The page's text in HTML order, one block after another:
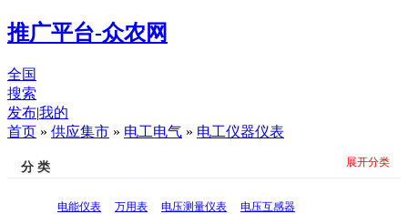
推广平台-众农网
全国
搜索
发布|我的
首页 » 供应集市 » 电工电气 » 电工仪器仪表
分 类
电能仪表 万用表 电压测量仪表
电压互感器
展开分类